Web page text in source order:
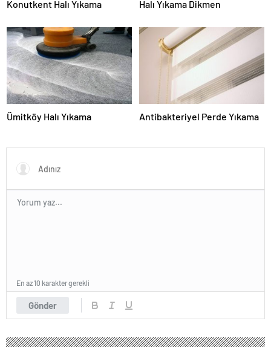
Konutkent Halı Yıkama Halı Yıkama Dikmen
Ümitköy Halı Yıkama Antibakteriyel Perde Yıkama
Gönder
En az 10 karakter gerekli